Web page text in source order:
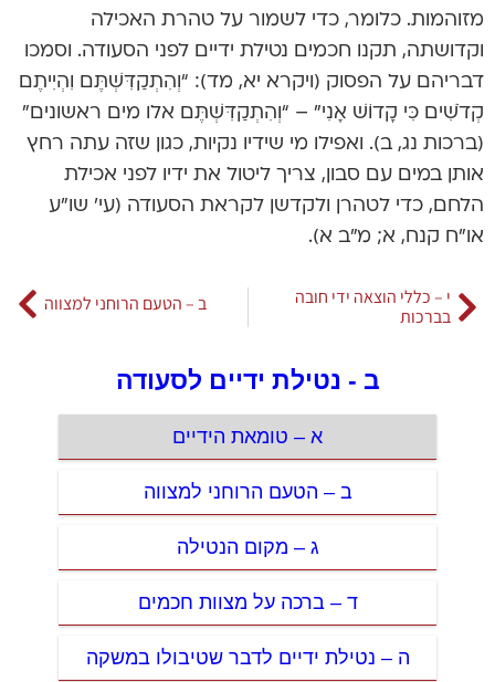
מזוהמות. כלומר, כדי לשמור על טהרת האכילה
וקדושתה, תקנו חכמים נטילת ידיים לפני הסעודה. וסמכו
דבריהם על הפסוק (ויקרא יא, מד): “וְהִתְקַדִּשְׁתֶּם וִהְיִיתֶם
קְדֹשִׁים כִּי קָדוֹשׁ אָנִי” – “וְהִתְקַדִּשְׁתֶּם אלו מים ראשונים”
(ברכות נג, ב). ואפילו מי שידיו נקיות, כגון שזה עתה רחץ
אותן במים עם סבון, צריך ליטול את ידיו לפני אכילת
הלחם, כדי לטהרן ולקדשן לקראת הסעודה (עי’ שו”ע
או”ח קנח, א; מ”ב א).
י – כללי הוצאה ידי חובה
בברכות
ב – הטעם הרוחני למצווה
ב - נטילת ידיים לסעודה
א – טומאת הידיים
ב – הטעם הרוחני למצווה
ג – מקום הנטילה
ד – ברכה על מצוות חכמים
ה – נטילת ידיים לדבר שטיבולו במשקה